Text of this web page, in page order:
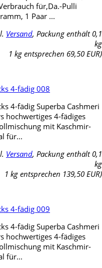
für,Da.-Pulli
1 Paar ...
Versand, Packung enthält 0,1
kg
1 kg entsprechen 69,50 EUR)
4-fädig 008
4-fädig Superba Cashmeri
hochwertiges 4-fädiges
mit Kaschmir-
für...
Versand, Packung enthält 0,1
kg
1 kg entsprechen 139,50 EUR)
4-fädig 009
4-fädig Superba Cashmeri
hochwertiges 4-fädiges
mit Kaschmir-
für...